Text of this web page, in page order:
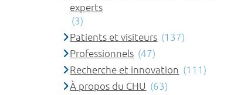
experts
(3)
Patients et visiteurs (137)
Professionnels (47)
Recherche et innovation (111)
À propos du CHU (63)